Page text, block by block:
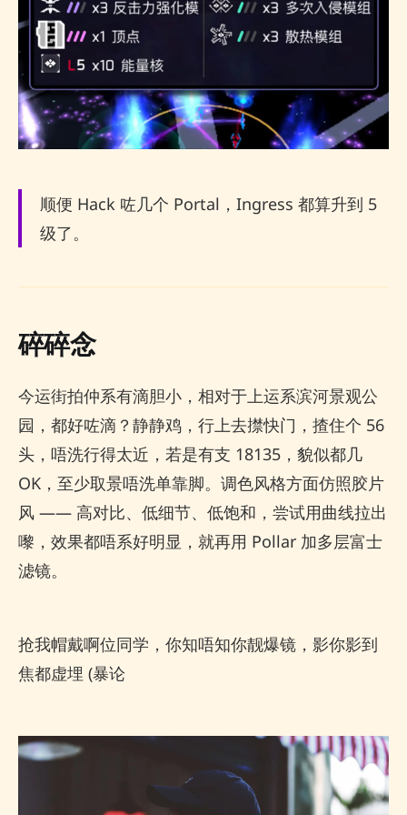
顺便 Hack 咗几个 Portal，Ingress 都算升到 5
级了。
碎碎念
今运街拍仲系有滴胆小，相对于上运系滨河景观公
园，都好咗滴？静静鸡，行上去㩒快门，揸住个 56
头，唔洗行得太近，若是有支 18135，貌似都几
OK，至少取景唔洗单靠脚。调色风格方面仿照胶片
风 —— 高对比、低细节、低饱和，尝试用曲线拉出
嚟，效果都唔系好明显，就再用 Pollar 加多层富士
滤镜。
抢我帽戴啊位同学，你知唔知你靓爆镜，影你影到
焦都虚埋 (暴论